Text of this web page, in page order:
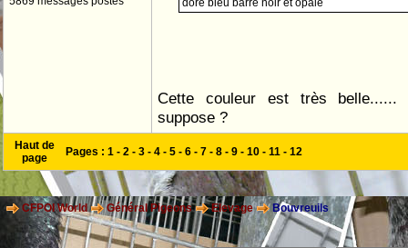
doré bleu barré noir et opale
Cette couleur est très belle......
suppose ?
Haut de
page
Pages : 1 - 2 - 3 - 4 - 5 - 6 - 7 - 8 - 9 - 10 - 11 - 12
CFPOI World Général Pigeons Elevage Bouvreuils